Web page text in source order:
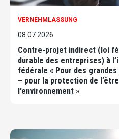
VERNEHMLASSUNG
08.07.2026
Contre-projet indirect (loi
durable des entreprises) à
fédérale « Pour des
– pour la protection de
l’environnement »